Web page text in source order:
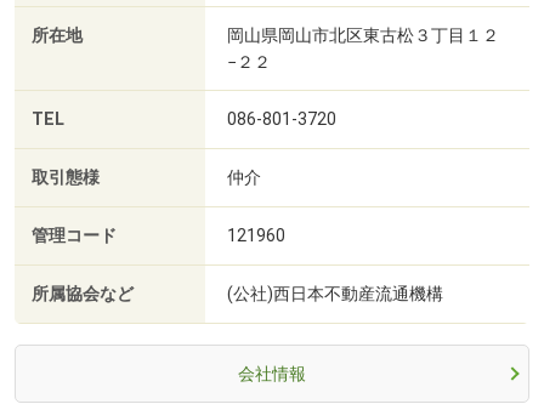
所在地
岡山県岡山市北区東古松３丁目１２
−２２
TEL 086-801-3720
取引態様 仲介
管理コード 121960
所属協会など (公社)西日本不動産流通機構
会社情報